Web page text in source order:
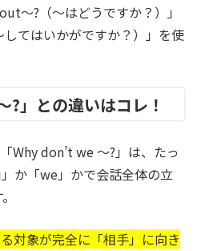
〜?（〜はどうですか？）」
てはいかがですか？）」を使
?」との違いはコレ！
Why don’t we ～?」は、たっ
か「we」かで会話全体の立
対象が完全に「相手」に向き